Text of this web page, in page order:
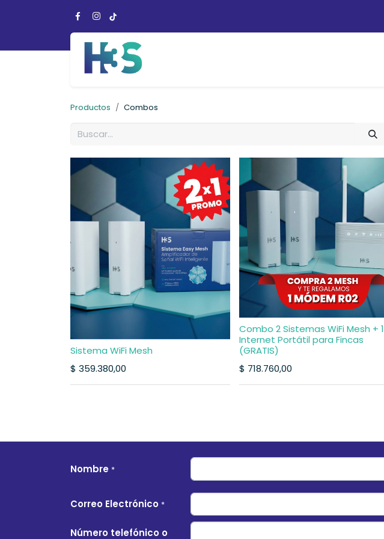
Productos Combos
Sistema WiFi Mesh
$ 359.380,00
Combo 2 Sistemas WiFi Mesh + 1
Internet Portátil para Fincas
(GRATIS)
$ 718.760,00
Nombre *
Correo Electrónico *
Número telefónico o